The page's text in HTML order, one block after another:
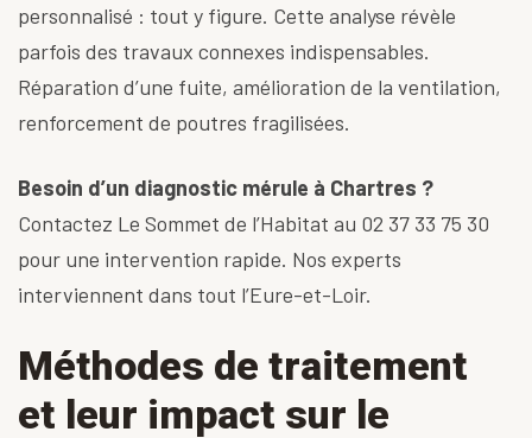
personnalisé : tout y figure. Cette analyse révèle
parfois des travaux connexes indispensables.
Réparation d’une fuite, amélioration de la ventilation,
renforcement de poutres fragilisées.
Besoin d’un diagnostic mérule à Chartres ?
Contactez Le Sommet de l’Habitat au 02 37 33 75 30
pour une intervention rapide. Nos experts
interviennent dans tout l’Eure-et-Loir.
Méthodes de traitement
et leur impact sur le